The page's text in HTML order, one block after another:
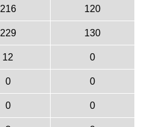
216 120
229 130
12 0
0 0
0 0